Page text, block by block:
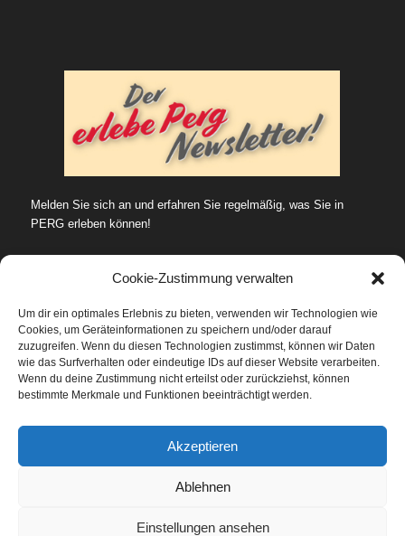
Cookie-Zustimmung verwalten
Um dir ein optimales Erlebnis zu bieten, verwenden wir Technologien wie
Cookies, um Geräteinformationen zu speichern und/oder darauf
zuzugreifen. Wenn du diesen Technologien zustimmst, können wir Daten
wie das Surfverhalten oder eindeutige IDs auf dieser Website verarbeiten.
Wenn du deine Zustimmung nicht erteilst oder zurückziehst, können
bestimmte Merkmale und Funktionen beeinträchtigt werden.
Akzeptieren
Ablehnen
Einstellungen ansehen
Melden Sie sich an und erfahren Sie regelmäßig, was Sie in
PERG erleben können!
SUCHE…
Datenschutz